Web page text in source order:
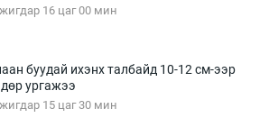
16 цаг 00 мин
буудай ихэнх талбайд 10-12 см-ээр
ургажээ
15 цаг 30 мин